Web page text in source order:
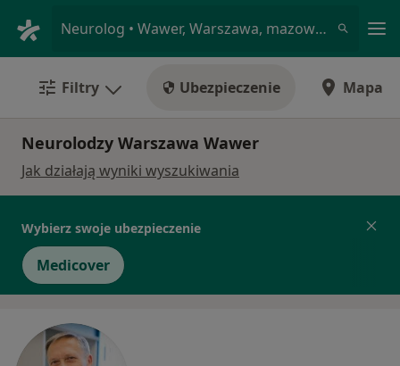
Neurolog • Wawer, Warszawa, mazowieckie
Filtry Ubezpieczenie Mapa
Neurolodzy Warszawa Wawer
Jak działają wyniki wyszukiwania
Wybierz swoje ubezpieczenie
Medicover